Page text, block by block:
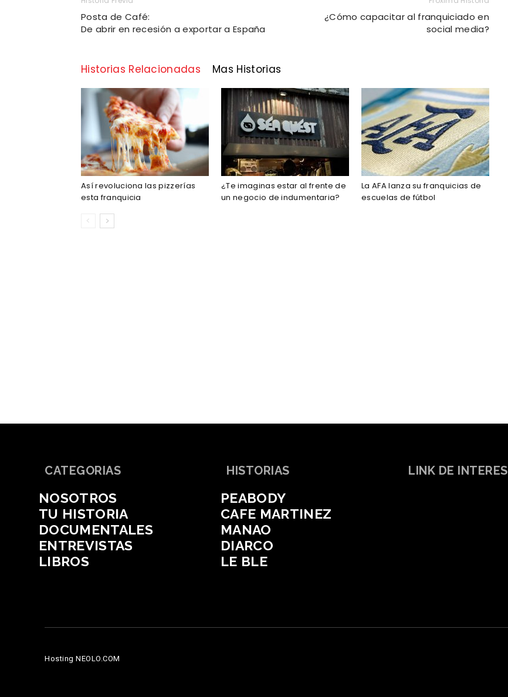
Posta de Café:
De abrir en recesión a exportar a España
¿Cómo capacitar al franquiciado en
social media?
Historias Relacionadas Mas Historias
Así revoluciona las pizzerías
esta franquicia
¿Te imaginas estar al frente de
un negocio de indumentaria?
La AFA lanza su franquicias de
escuelas de fútbol
CATEGORIAS
NOSOTROS
TU HISTORIA
DOCUMENTALES
ENTREVISTAS
LIBROS
HISTORIAS
PEABODY
CAFE MARTINEZ
MANAO
DIARCO
LE BLE
LINK DE INTERES
Hosting NEOLO.COM